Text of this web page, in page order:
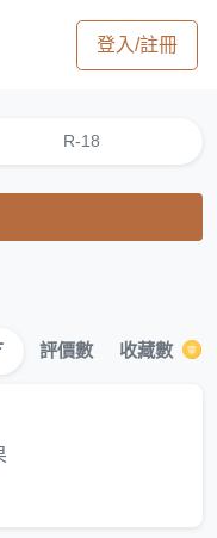
登入/註冊
R-18
評價數 收藏數